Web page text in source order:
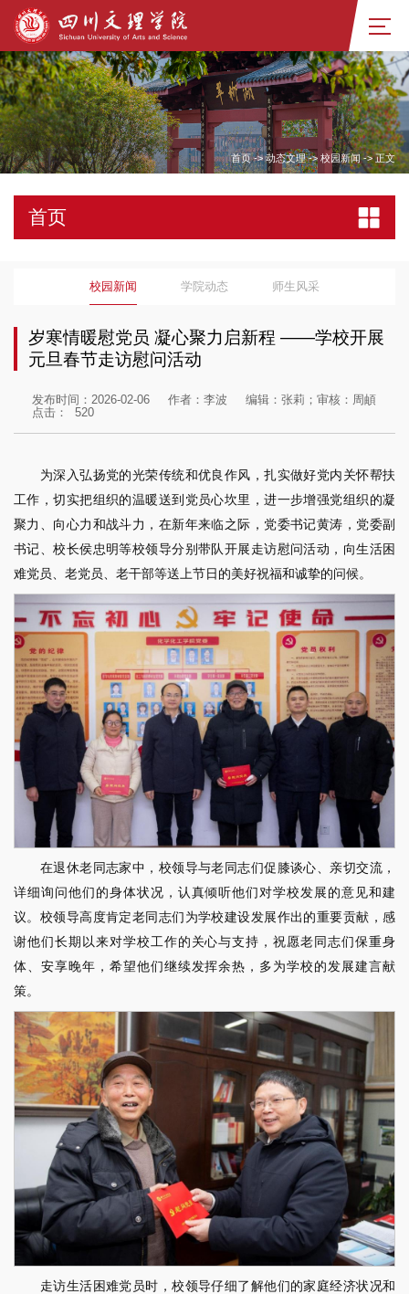
首页->动态文理-> 校园新闻->正文
首页
校园新闻 学院动态 师生风采
岁寒情暖慰党员 凝心聚力启新程​ ——学校开展
元旦春节走访慰问活动
发布时间：2026-02-06 作者：李波
编辑：张莉；审核：周頔
点击：
520
为深入弘扬党的光荣传统和优良作风，扎实做好党内关怀帮扶
工作，切实把组织的温暖送到党员心坎里，进一步增强党组织的凝
聚力、向心力和战斗力，在新年来临之际，党委书记黄涛，党委副
书记、校长侯忠明等校领导分别带队开展走访慰问活动，向生活困
难党员、老党员、老干部等送上节日的美好祝福和诚挚的问候。
在退休老同志家中，校领导与老同志们促膝谈心、亲切交流，
详细询问他们的身体状况，认真倾听他们对学校发展的意见和建
议。校领导高度肯定老同志们为学校建设发展作出的重要贡献，感
谢他们长期以来对学校工作的关心与支持，祝愿老同志们保重身
体、安享晚年，希望他们继续发挥余热，多为学校的发展建言献
策。
走访生活困难党员时，校领导仔细了解他们的家庭经济状况和